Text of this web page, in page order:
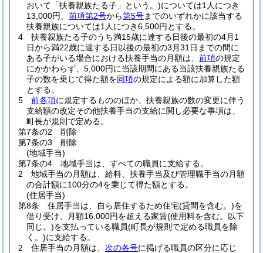
おいて「扶養親族たる子」という。)については1人につき
13,000円、 前項第2号から第5号までのいずれかに該当する
扶養親族については1人につき6,500円とする。
4
扶養親族たる子のうち満15歳に達する日後の最初の4月1
日から満22歳に達する日以後の最初の3月31日までの間に
ある子がいる場合における扶養手当の月額は、 前項の規定
にかかわらず、5,000円に当該期間にある当該扶養親族たる
子の数を乗じて得た額を同項の規定による額に加算した額
とする。
5
前各項に規定するもののほか、扶養親族の数の変更に伴う
支給額の改定その他扶養手当の支給に関し必要な事項は、
町長が規則で定める。
第7条の2
削除
第7条の3
削除
(地域手当)
第7条の4
地域手当は、すべての職員に支給する。
2
地域手当の月額は、給料、扶養手当及び管理職手当の月額
の合計額に100分の4を乗じて得た額とする。
(住居手当)
第8条
住居手当は、自ら居住するため住宅(貸間を含む。)を
借り受け、月額16,000円を超える家賃(使用料を含む。以下
同じ。)を支払っている職員(町長が規則で定める職員を除
く。)に支給する。
2
住居手当の月額は、 次の各号に掲げる職員の区分に応じ